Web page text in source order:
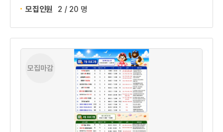
모집인원
2 / 20 명
모집마감